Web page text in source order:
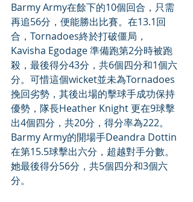
Barmy Army在餘下的10個回合，只需
再追56分，便能勝出比賽。在13.1回
合，Tornadoes終於打破僵局，
Kavisha Egodage 準備跑第2分時被跑
殺，最後得分43分，共6個四分和1個六
分。可惜這個wicket並未為Tornadoes
挽回劣勢，其後出場的擊球手成功保持
優勢，隊長Heather Knight 更在9球擊
出4個四分，共20分，得分率為222。
Barmy Army的開場手Deandra Dottin
在第15.5球擊出六分，超越對手分數。
她最後得分56分，共5個四分和3個六
分。